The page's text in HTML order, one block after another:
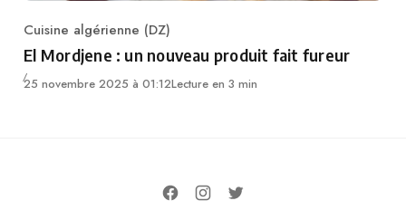
Category
Cuisine algérienne (DZ)
El Mordjene : un nouveau produit fait fureur
25 novembre 2025 à 01:12Lecture en 3 min